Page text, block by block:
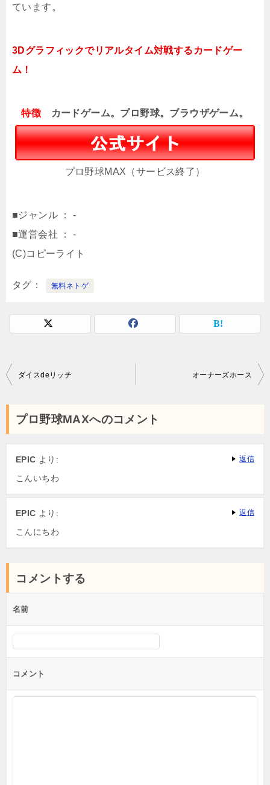
ています。
3Dグラフィックでリアルタイム対戦するカードゲー
ム！
特徴 カードゲーム。プロ野球。ブラウザゲーム。
プロ野球MAX（サービス終了）
■ジャンル ： -
■運営会社 ： -
(C)コピーライト
タグ 無料ネトゲ
投
ョ
ダイスdeリッチ オーナーズホース
プロ野球MAXへのコメント
EPIC より:
こんいちわ
返信
EPIC より:
こんにちわ
返信
コメントする
名前
コメント